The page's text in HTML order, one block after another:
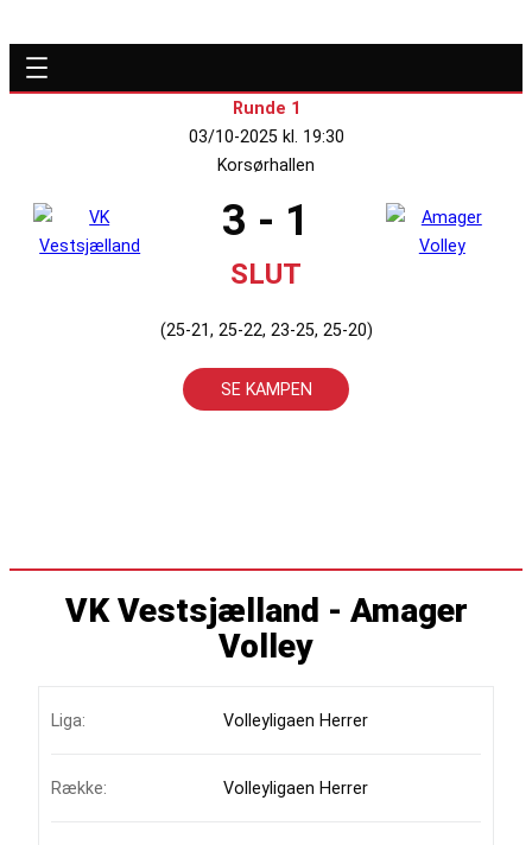
Runde 1
03/10-2025 kl. 19:30
Korsørhallen
3 - 1
SLUT
(25-21, 25-22, 23-25, 25-20)
SE KAMPEN
VK Vestsjælland - Amager
Volley
Liga: Volleyligaen Herrer
Række: Volleyligaen Herrer